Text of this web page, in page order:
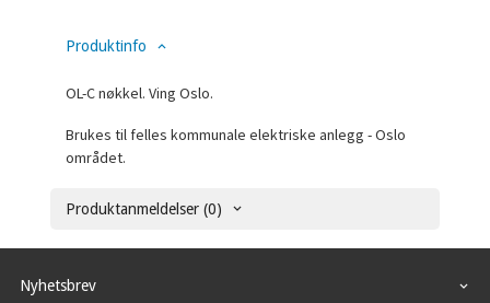
Produktinfo
OL-C nøkkel. Ving Oslo.
Brukes til felles kommunale elektriske anlegg - Oslo
området.
Produktanmeldelser (0)
Nyhetsbrev